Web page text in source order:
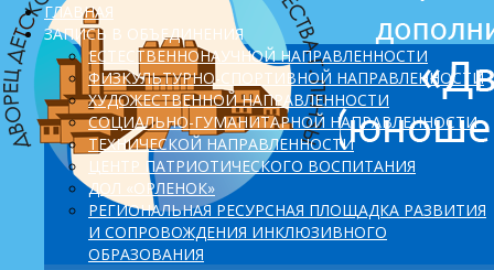
ГЛАВНАЯ
ЗАПИСЬ В ОБЪЕДИНЕНИЯ
ЕСТЕСТВЕННОНАУЧНОЙ НАПРАВЛЕННОСТИ
ФИЗКУЛЬТУРНО-СПОРТИВНОЙ НАПРАВЛЕННОСТИ
ХУДОЖЕСТВЕННОЙ НАПРАВЛЕННОСТИ
СОЦИАЛЬНО-ГУМАНИТАРНОЙ НАПРАВЛЕННОСТИ
ТЕХНИЧЕСКОЙ НАПРАВЛЕННОСТИ
ЦЕНТР ПАТРИОТИЧЕСКОГО ВОСПИТАНИЯ
ДОЛ «ОРЛЕНОК»
PЕГИОНАЛЬНАЯ РЕСУРСНАЯ ПЛОЩАДКА РАЗВИТИЯ
И СОПРОВОЖДЕНИЯ ИНКЛЮЗИВНОГО
ОБРАЗОВАНИЯ